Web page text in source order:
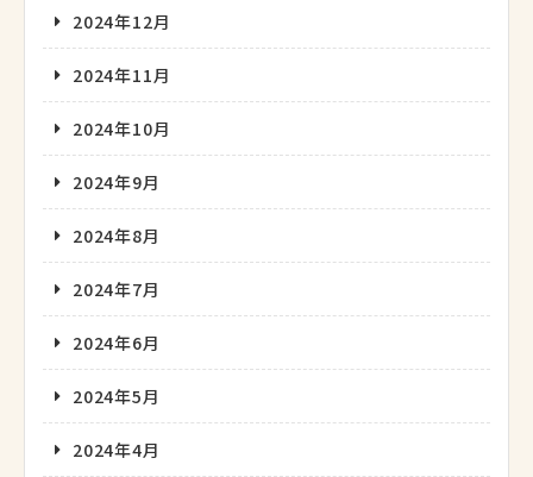
2024年12月
2024年11月
2024年10月
2024年9月
2024年8月
2024年7月
2024年6月
2024年5月
2024年4月